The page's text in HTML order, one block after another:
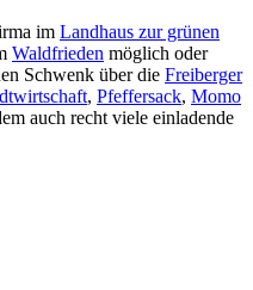
im Landhaus zur grünen
Waldfrieden möglich oder
Schwenk über die Freiberger
, Pfeffersack, Momo
auch recht viele einladende